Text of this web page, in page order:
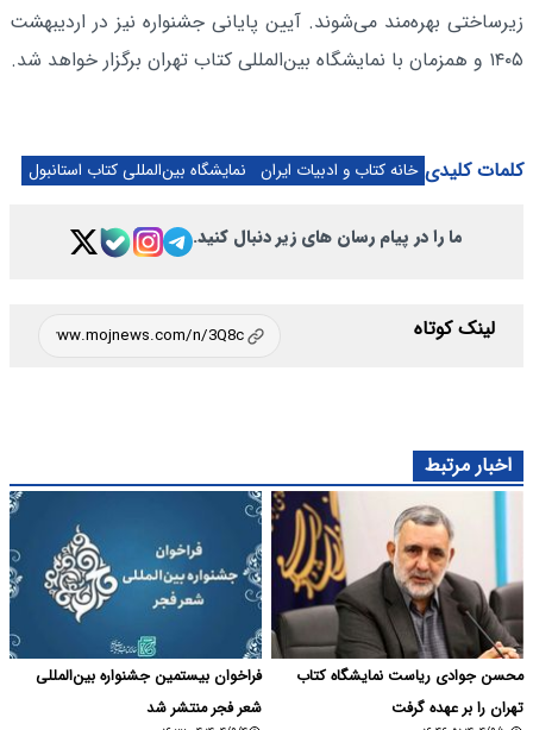
زیرساختی بهره‌مند می‌شوند. آیین پایانی جشنواره نیز در اردیبهشت
۱۴۰۵ و همزمان با نمایشگاه بین‌المللی کتاب تهران برگزار خواهد شد.
کلمات کلیدی خانه کتاب و ادبیات ایران نمایشگاه بین‌المللی کتاب استانبول
ما را در پیام رسان های زیر دنبال کنید.
لینک کوتاه
اخبار مرتبط
محسن جوادی ریاست نمایشگاه کتاب
تهران را بر عهده گرفت
فراخوان بیستمین جشنواره بین‌المللی
شعر فجر منتشر شد